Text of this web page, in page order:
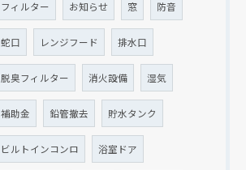
フィルター お知らせ 窓 防音
蛇口 レンジフード 排水口
脱臭フィルター 消火設備 湿気
補助金 鉛管撤去 貯水タンク
ビルトインコンロ 浴室ドア